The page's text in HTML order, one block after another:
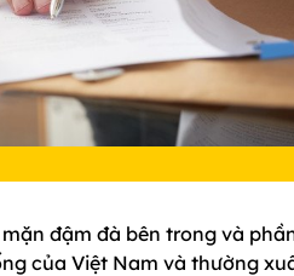
đậm đà bên trong và
của Việt Nam và thường